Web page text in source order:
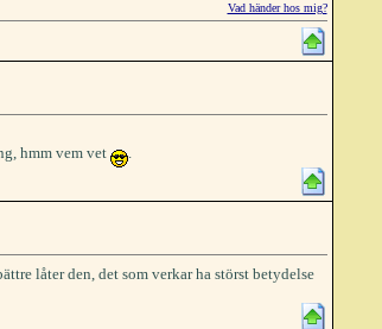
Vad händer hos mig?
hmm vem vet
.
låter den, det som verkar ha störst betydelse